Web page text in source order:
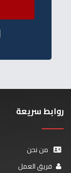
روابط سريعة
من نحن
فريق العمل